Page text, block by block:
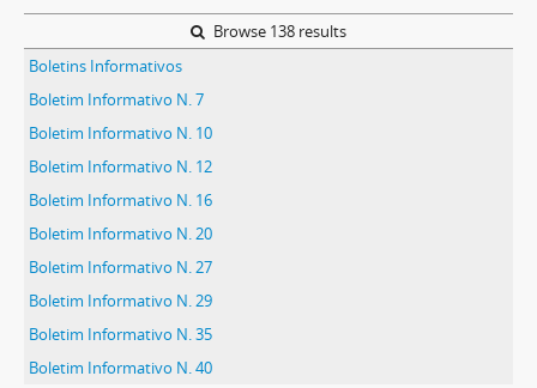
Browse 138 results
Boletins Informativos
Boletim Informativo N. 7
Boletim Informativo N. 10
Boletim Informativo N. 12
Boletim Informativo N. 16
Boletim Informativo N. 20
Boletim Informativo N. 27
Boletim Informativo N. 29
Boletim Informativo N. 35
Boletim Informativo N. 40